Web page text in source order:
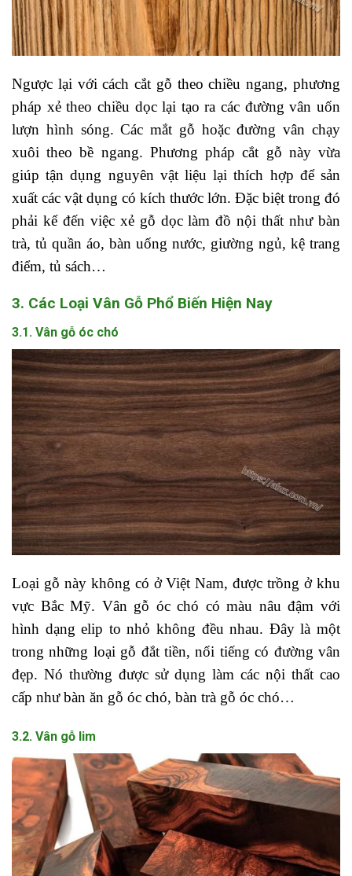
Ngược lại với cách cắt gỗ theo chiều ngang, phương
pháp xẻ theo chiều dọc lại tạo ra các đường vân uốn
lượn hình sóng. Các mắt gỗ hoặc đường vân chạy
xuôi theo bề ngang. Phương pháp cắt gỗ này vừa
giúp tận dụng nguyên vật liệu lại thích hợp để sản
xuất các vật dụng có kích thước lớn. Đặc biệt trong đó
phải kể đến việc xẻ gỗ dọc làm đồ nội thất như bàn
trà, tủ quần áo, bàn uống nước, giường ngủ, kệ trang
điểm, tủ sách…
3. Các Loại Vân Gỗ Phổ Biến Hiện Nay
3.1. Vân gỗ óc chó
Loại gỗ này không có ở Việt Nam, được trồng ở khu
vực Bắc Mỹ. Vân gỗ óc chó có màu nâu đậm với
hình dạng elip to nhỏ không đều nhau. Đây là một
trong những loại gỗ đắt tiền, nổi tiếng có đường vân
đẹp. Nó thường được sử dụng làm các nội thất cao
cấp như bàn ăn gỗ óc chó, bàn trà gỗ óc chó…
3.2. Vân gỗ lim